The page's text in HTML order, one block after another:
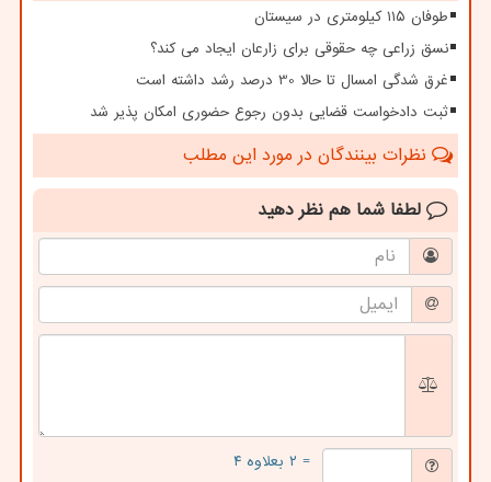
طوفان ۱۱۵ کیلومتری در سیستان
نسق زراعی چه حقوقی برای زارعان ایجاد می کند؟
غرق شدگی امسال تا حالا 30 درصد رشد داشته است
ثبت دادخواست قضایی بدون رجوع حضوری امکان پذیر شد
نظرات بینندگان در مورد این مطلب
لطفا شما هم نظر دهید
= ۲ بعلاوه ۴